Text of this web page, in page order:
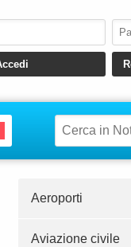
Aeroporti
Aviazione civile